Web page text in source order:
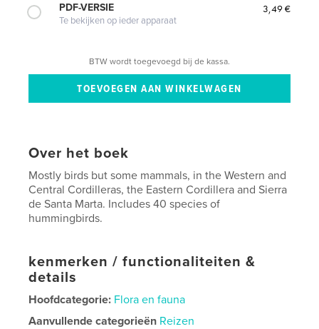
PDF-VERSIE
Te bekijken op ieder apparaat
3,49 €
BTW wordt toegevoegd bij de kassa.
Over het boek
Mostly birds but some mammals, in the Western and
Central Cordilleras, the Eastern Cordillera and Sierra
de Santa Marta. Includes 40 species of
hummingbirds.
kenmerken / functionaliteiten &
details
Hoofdcategorie: Flora en fauna
Aanvullende categorieën Reizen